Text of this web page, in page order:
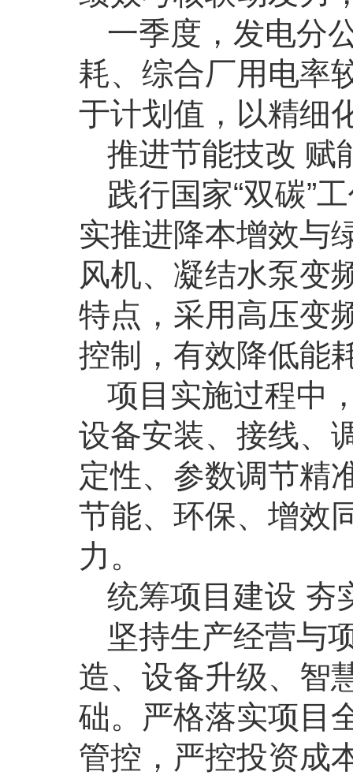
一季度，发电分
耗、综合厂用电率
于计划值，以精细
推进节能技改 赋
践行国家“双碳”
实推进降本增效与
风机、凝结水泵变
特点，采用高压变
控制，有效降低能
项目实施过程中
设备安装、接线、
定性、参数调节精
节能、环保、增效
力。
统筹项目建设 夯
坚持生产经营与
造、设备升级、智
础。严格落实项目
管控，严控投资成